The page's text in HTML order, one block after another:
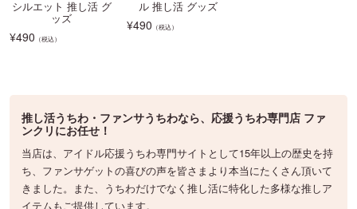
シルエット 推し活 グ
ッズ
¥490 （税込）
ル 推し活 グッズ
¥490 （税込）
推し活うちわ・ファンサうちわなら、応援うちわ専門店 ファ
ンクリにお任せ！
当店は、アイドル応援うちわ専門サイトとして15年以上の歴史を持
ち、ファンサゲットの喜びの声を皆さまより本当にたくさん頂いて
きました。また、うちわだけでなく推し活に特化した多様な推しア
イテムもご提供しています。